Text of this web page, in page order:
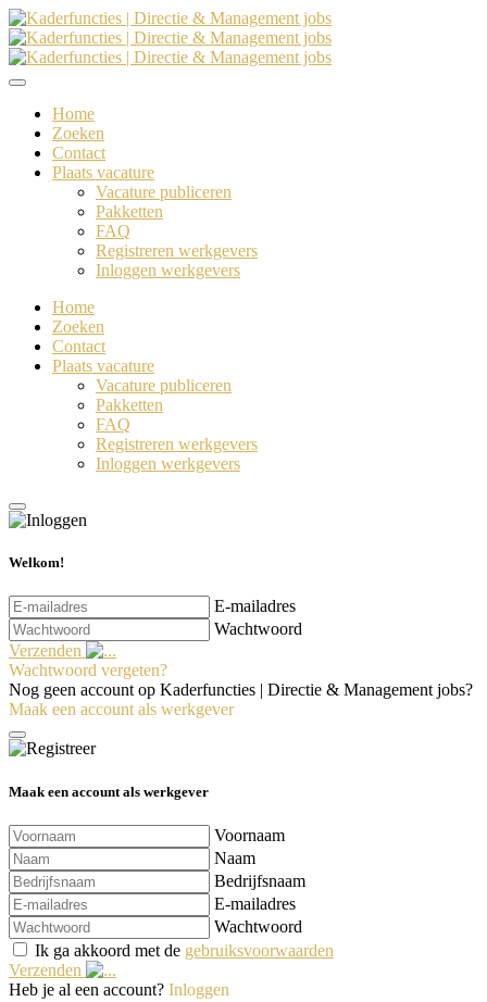
Home
Zoeken
Contact
Plaats vacature
Vacature publiceren
Pakketten
FAQ
Registreren werkgevers
Inloggen werkgevers
Home
Zoeken
Contact
Plaats vacature
Vacature publiceren
Pakketten
FAQ
Registreren werkgevers
Inloggen werkgevers
Welkom!
E-mailadres
Wachtwoord
Verzenden
Wachtwoord vergeten?
Nog geen account op Kaderfuncties | Directie & Management jobs?
Maak een account als werkgever
Maak een account als werkgever
Voornaam
Naam
Bedrijfsnaam
E-mailadres
Wachtwoord
Ik ga akkoord met de gebruiksvoorwaarden
Verzenden
Heb je al een account? Inloggen